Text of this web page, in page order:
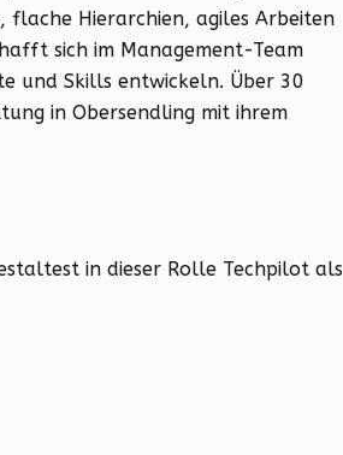
Hierarchien, agiles Arbeiten
sich im Management-Team
und Skills entwickeln. Über 30
in Obersendling mit ihrem
in dieser Rolle Techpilot als